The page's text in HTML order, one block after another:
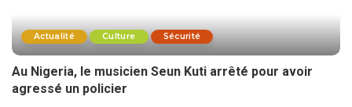
Actualité Culture Sécurité
Au Nigeria, le musicien Seun Kuti arrêté pour avoir
agressé un policier